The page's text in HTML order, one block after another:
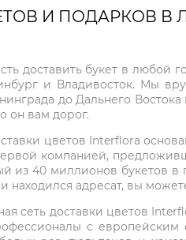
И ПОДАРКОВ В
доставить букет в
и Владивосток. Мы
до Дальнего
он вам дорог.
цветов Interflora
компанией,
из 40 миллионов букетов в
находился адресат, вы
сеть доставки цветов
с